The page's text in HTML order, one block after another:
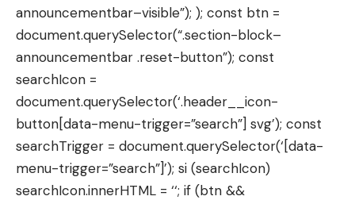
announcementbar–visible”); ); const btn =
document.querySelector(“.section-block–
announcementbar .reset-button”); const
searchIcon =
document.querySelector(‘.header__icon-
button[data-menu-trigger=”search”] svg’); const
searchTrigger = document.querySelector(‘[data-
menu-trigger=”search”]’); si (searchIcon)
searchIcon.innerHTML = ‘‘; if (btn &&